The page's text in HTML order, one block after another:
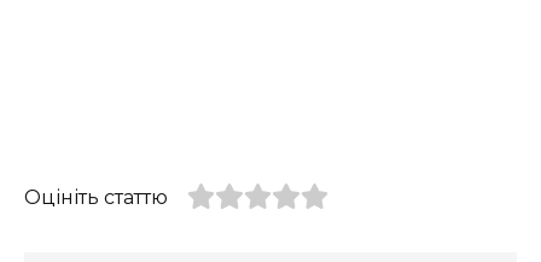
Оцініть статтю